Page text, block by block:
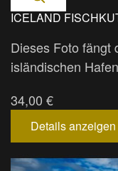
ICELAND
Dieses Foto fängt
isländischen
34,00 €
Details anzeigen